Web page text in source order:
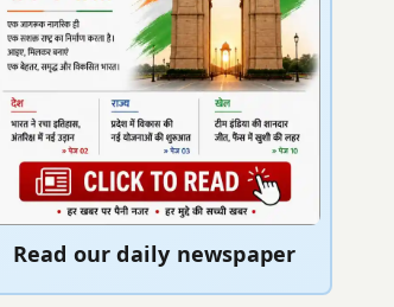
Read our daily newspaper